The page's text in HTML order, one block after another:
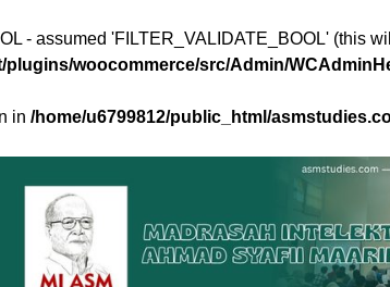
- assumed 'FILTER_VALIDATE_BOOL' (this
woocommerce/src/Admin/
in /home/u6799812/public_html/